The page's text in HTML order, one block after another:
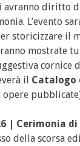
diritto
L’evento
storicizzare il
mostrate
cornice
il Catalogo
| Cerimonia di
della scorsa